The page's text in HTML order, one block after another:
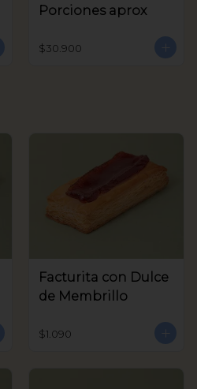
Porciones aprox
$30.900
Facturita con Dulce
de Membrillo
$1.090